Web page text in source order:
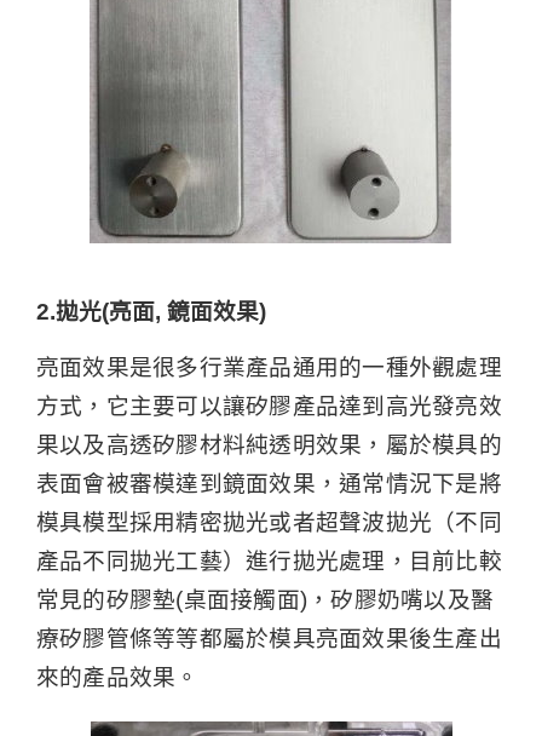
2.拋光(亮面, 鏡面效果)
亮面效果是很多行業產品通用的一種外觀處理
方式，它主要可以讓矽膠產品達到高光發亮效
果以及高透矽膠材料純透明效果，屬於模具的
表面會被審模達到鏡面效果，通常情況下是將
模具模型採用精密拋光或者超聲波拋光（不同
產品不同拋光工藝）進行拋光處理，目前比較
常見的矽膠墊(桌面接觸面)，矽膠奶嘴以及醫
療矽膠管條等等都屬於模具亮面效果後生產出
來的產品效果。